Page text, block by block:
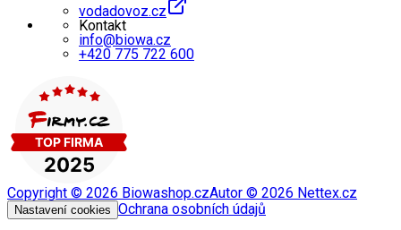
vodadovoz.cz
Kontakt
info@biowa.cz
+420 775 722 600
Copyright © 2026 Biowashop.czAutor © 2026 Nettex.cz
Nastavení cookies Ochrana osobních údajů